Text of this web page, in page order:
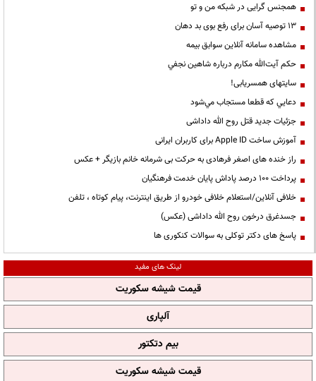
همجنس گرایی در شبکه من و تو
13 توصیه آسان برای رفع بوی بد دهان
مشاهده سامانه آنلاين سوابق بیمه
حكم آيت‌الله مكارم درباره شاهين نجفي
سایتهای همسریابی!
دعايي كه قطعا مستجاب مي‌شود
جزئیات جدید قتل روح الله داداشی
آموزش ساخت Apple ID برای کاربران ایرانی
راز خنده های اصغر فرهادی به حرکت بی شرمانه خانم بازیگر + عکس
پرداخت ۱۰۰ درصد پاداش پایان خدمت فرهنگیان
خلافی آنلاین/استعلام خلافی خودرو از طریق اینترنت، پیام کوتاه ، تلفن
جسدغرق درخون روح الله داداشی (عکس)
پاسخ های دکتر توکلی به سوالات کنکوری ها
لینک های مفید
قیمت شیشه سکوریت
آلپاری
بیم دتکتور
قیمت شیشه سکوریت